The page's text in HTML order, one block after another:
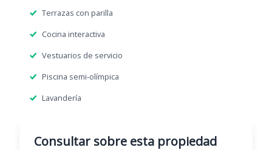
Terrazas con parilla
Cocina interactiva
Vestuarios de servicio
Piscina semi-olímpica
Lavandería
Consultar sobre esta propiedad